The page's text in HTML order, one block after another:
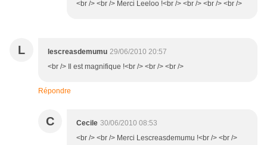
<br /> <br /> Merci Leeloo !<br /> <br /> <br /> <br />
L lescreasdemumu 29/06/2010 20:57
<br /> Il est magnifique !<br /> <br /> <br />
Répondre
C Cecile 30/06/2010 08:53
<br /> <br /> Merci Lescreasdemumu !<br /> <br />